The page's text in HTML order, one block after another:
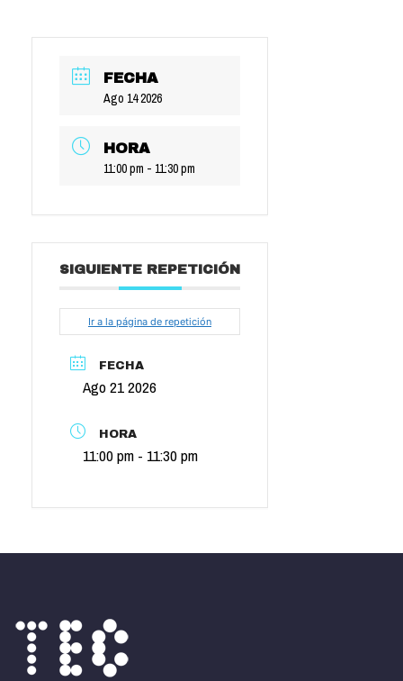
FECHA
Ago 14 2026
HORA
11:00 pm - 11:30 pm
SIGUIENTE REPETICIÓN
Ir a la página de repetición
FECHA
Ago 21 2026
HORA
11:00 pm - 11:30 pm